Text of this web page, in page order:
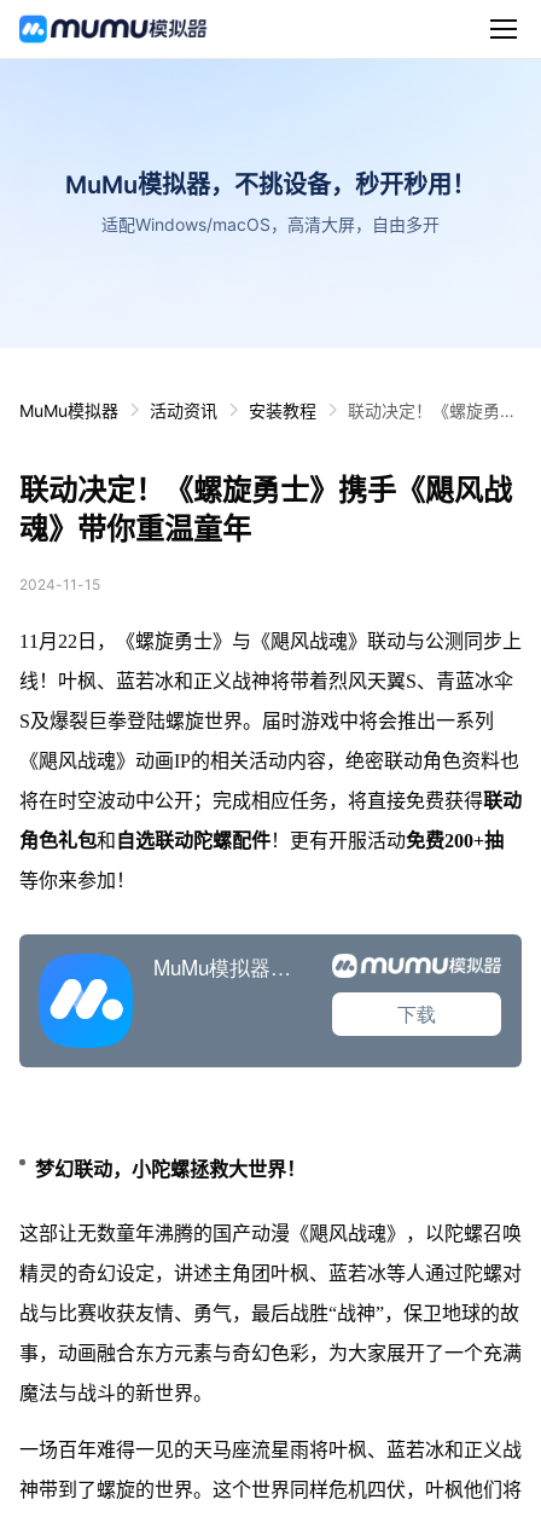
MuMu模拟器，不挑设备，秒开秒用！
适配Windows/macOS，高清大屏，自由多开
MuMu模拟器 活动资讯 安装教程
联动决定！《螺旋勇
联动决定！《螺旋勇士》携手《飓风战
魂》带你重温童年
2024-11-15
11月22日，《螺旋勇士》与《飓风战魂》联动与公测同步上
线！叶枫、蓝若冰和正义战神将带着烈风天翼S、青蓝冰伞
S及爆裂巨拳登陆螺旋世界。届时游戏中将会推出一系列
《飓风战魂》动画IP的相关活动内容，绝密联动角色资料也
将在时空波动中公开；完成相应任务，将直接免费获得联动
角色礼包和 自选联动陀螺配件！更有开服活动免费200+抽
等你来参加！
梦幻联动，小陀螺拯救大世界！
这部让无数童年沸腾的国产动漫《飓风战魂》，以陀螺召唤
精灵的奇幻设定，讲述主角团叶枫、蓝若冰等人通过陀螺对
战与比赛收获友情、勇气，最后战胜“战神”，保卫地球的故
事，动画融合东方元素与奇幻色彩，为大家展开了一个充满
魔法与战斗的新世界。
一场百年难得一见的天马座流星雨将叶枫、蓝若冰和正义战
神带到了螺旋的世界。这个世界同样危机四伏，叶枫他们将